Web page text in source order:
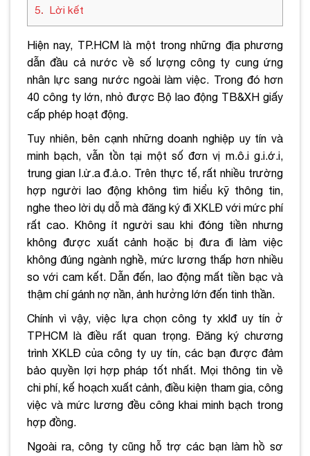
5
Lời kết
Hiện nay, TP.HCM là một trong những địa phương
dẫn đầu cả nước về số lượng công ty cung ứng
nhân lực sang nước ngoài làm việc. Trong đó hơn
40 công ty lớn, nhỏ được Bộ lao động TB&XH giấy
cấp phép hoạt động.
Tuy nhiên, bên cạnh những doanh nghiệp uy tín và
minh bạch, vẫn tồn tại một số đơn vị m.ô.i g.i.ớ.i,
trung gian l.ừ.a đ.ả.o. Trên thực tế, rất nhiều trường
hợp người lao động không tìm hiểu kỹ thông tin,
nghe theo lời dụ dỗ mà đăng ký đi XKLĐ với mức phí
rất cao. Không ít người sau khi đóng tiền nhưng
không được xuất cảnh hoặc bị đưa đi làm việc
không đúng ngành nghề, mức lương thấp hơn nhiều
so với cam kết. Dẫn đến, lao động mất tiền bạc và
thậm chí gánh nợ nần, ảnh hưởng lớn đến tinh thần.
Chính vì vậy, việc lựa chọn công ty xklđ uy tín ở
TPHCM là điều rất quan trọng. Đăng ký chương
trình XKLĐ của công ty uy tín, các bạn được đảm
bảo quyền lợi hợp pháp tốt nhất. Mọi thông tin về
chi phí, kế hoạch xuất cảnh, điều kiện tham gia, công
việc và mức lương đều công khai minh bạch trong
hợp đồng.
Ngoài ra, công ty cũng hỗ trợ các bạn làm hồ sơ